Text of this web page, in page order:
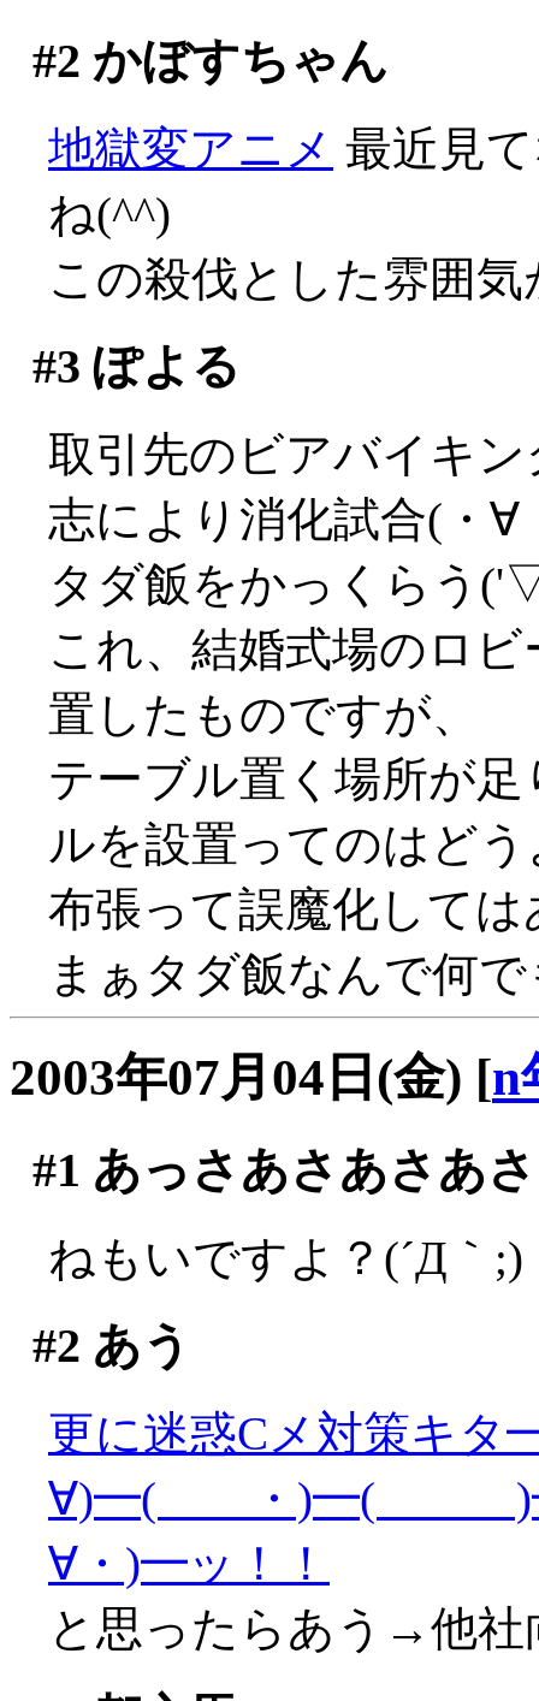
#2 かぼすちゃん
地獄変アニメ 最近見
ね(^^)
この殺伐とした雰囲
#3 ぽよる
取引先のビアバイキ
志により消化試合(・∀
タダ飯をかっくらう
これ、結婚式場のロ
置したものですが、
テーブル置く場所が
ルを設置ってのはどう
布張って誤魔化して
まぁタダ飯なんで何
2003年07月04日(金) [n
#1 あっさあさあさあ
ねもいですよ？(´Д｀;)
#2 あう
更に迷惑Cメ対策キ
∀)━( ・)━(
∀・)━ッ！！
と思ったらあう→他社